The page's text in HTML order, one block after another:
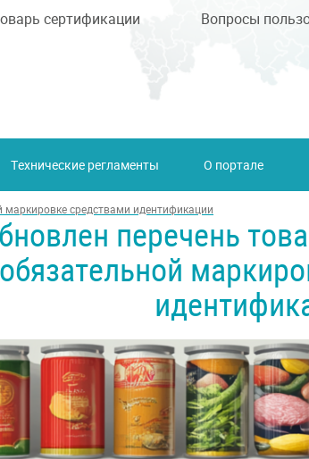
сертификации Вопросы
Технические регламенты О портале
средствами идентификации
перечень
обязательной